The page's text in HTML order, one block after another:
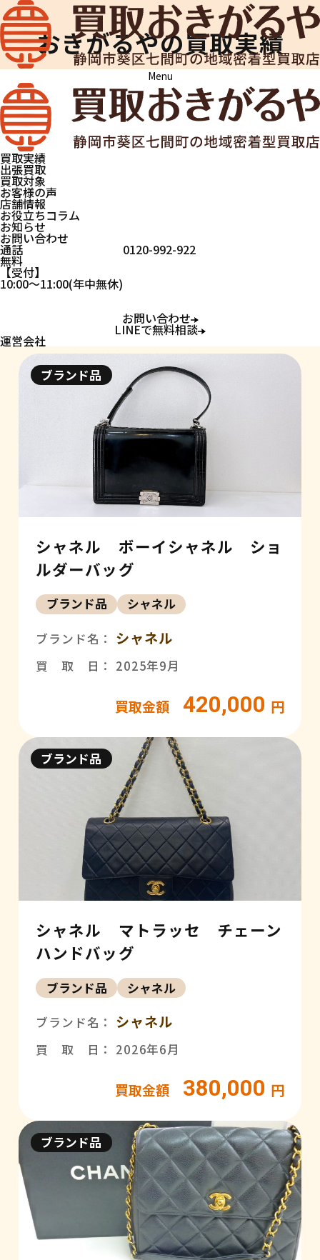
Menu
買取実績
出張買取
買取対象
お客様の声
店舗情報
お役立ちコラム
お知らせ
お問い合わせ
通話
無料
0120-992-922
受付
10:00～11:00(年中無休)
お問い合わせ
LINEで無料相談
運営会社
おきがるやの買取実績
買取おきがるや 買取実績 シャネル
おきがるやで買取したお品物の一部をご
紹介します。
当店は買取が成立しなかった場合も鑑定
士の出張料は無料ですので、納得のいく
金額で買取いただけます。
ブランド品
シャネル ボーイシャネル ショ
ルダーバッグ
ブランド品 シャネル
ブランド名： シャネル
買 取 日： 2025年9月
買取金額 420,000 円
ブランド品
シャネル マトラッセ チェーン
ハンドバッグ
ブランド品 シャネル
ブランド名： シャネル
買 取 日： 2026年6月
買取金額 380,000 円
ブランド品